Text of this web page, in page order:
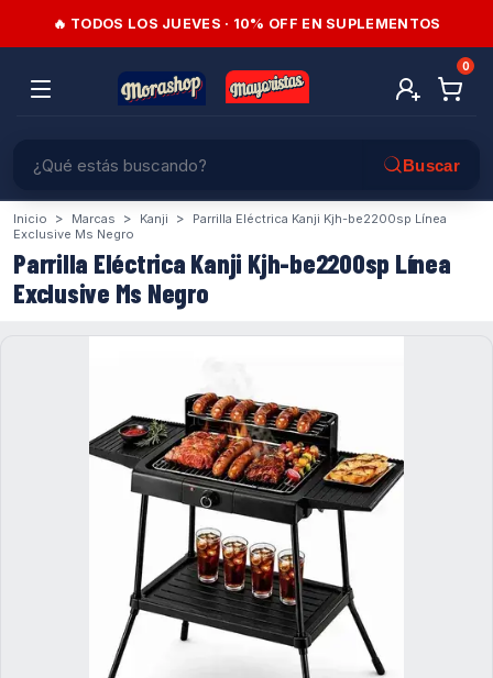
🔥 TODOS LOS JUEVES · 10% OFF EN SUPLEMENTOS
0
Inicio > Marcas > Kanji >
Parrilla Eléctrica Kanji Kjh-be2200sp Línea
Exclusive Ms Negro
Parrilla Eléctrica Kanji Kjh-be2200sp Línea
Exclusive Ms Negro